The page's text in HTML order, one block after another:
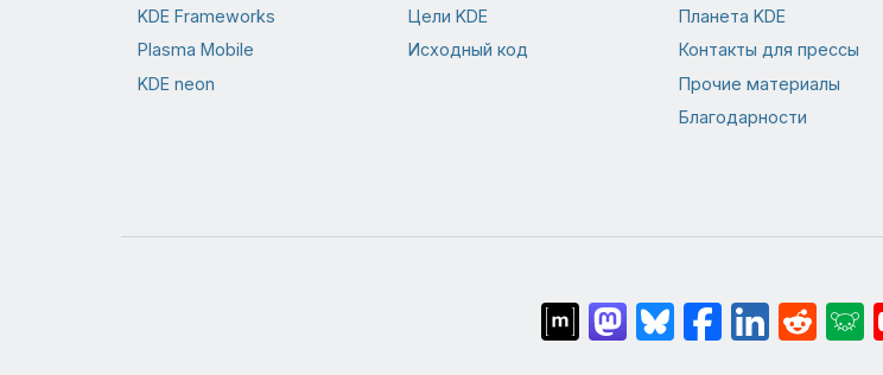
KDE Frameworks
Plasma Mobile
KDE neon
Цели KDE
Исходный код
Планета KDE
Контакты для прессы
Прочие материалы
Благодарности